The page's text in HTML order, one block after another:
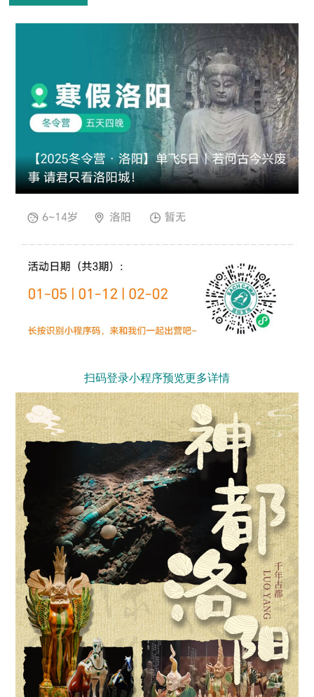
扫码登录小程序预览更多详情